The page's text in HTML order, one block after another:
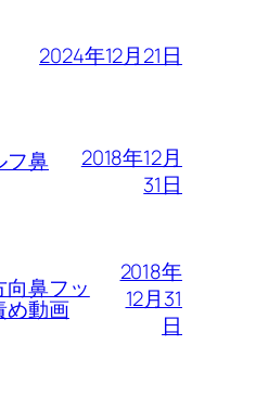
2024年12月21日
フ鼻
2018年12月
31日
鼻フッ
め動画
2018年
12月31
日